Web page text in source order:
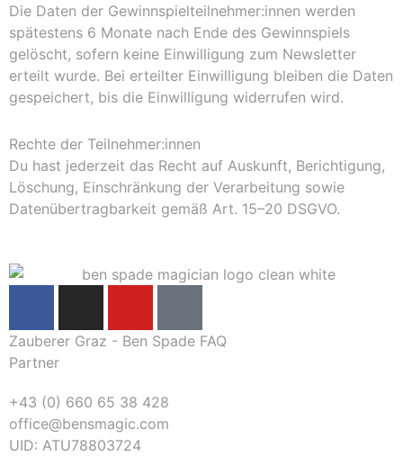
Die Daten der Gewinnspielteilnehmer:innen werden
spätestens 6 Monate nach Ende des Gewinnspiels
gelöscht, sofern keine Einwilligung zum Newsletter
erteilt wurde. Bei erteilter Einwilligung bleiben die Daten
gespeichert, bis die Einwilligung widerrufen wird.
Rechte der Teilnehmer:innen
Du hast jederzeit das Recht auf Auskunft, Berichtigung,
Löschung, Einschränkung der Verarbeitung sowie
Datenübertragbarkeit gemäß Art. 15–20 DSGVO.
Zauberer Graz - Ben Spade FAQ
Partner
+43 (0) 660 65 38 428
office@bensmagic.com
UID: ATU78803724